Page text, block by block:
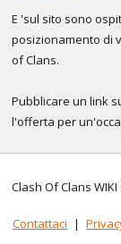
E 'sul sito sono
posizionamento di
of Clans.
Pubblicare un link
l'offerta per
Clash Of Clans
Contattaci |